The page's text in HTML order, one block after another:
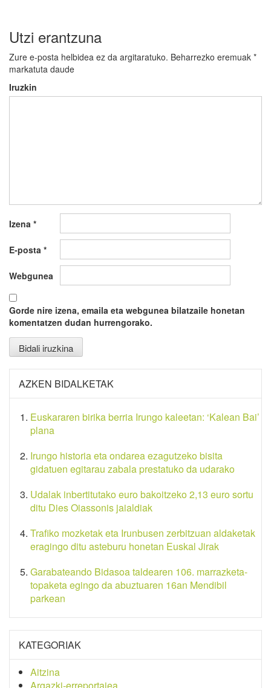
Utzi erantzuna
Zure e-posta helbidea ez da argitaratuko. Beharrezko eremuak *
markatuta daude
Iruzkin
Izena *
E-posta *
Webgunea
Gorde nire izena, emaila eta webgunea bilatzaile honetan
komentatzen dudan hurrengorako.
AZKEN BIDALKETAK
Euskararen birika berria Irungo kaleetan: ‘Kalean Bai’
plana
Irungo historia eta ondarea ezagutzeko bisita
gidatuen egitarau zabala prestatuko da udarako
Udalak inbertitutako euro bakoitzeko 2,13 euro sortu
ditu Dies Oiassonis jaialdiak
Trafiko mozketak eta Irunbusen zerbitzuan aldaketak
eragingo ditu asteburu honetan Euskal Jirak
Garabateando Bidasoa taldearen 106. marrazketa-
topaketa egingo da abuztuaren 16an Mendibil
parkean
KATEGORIAK
Aitzina